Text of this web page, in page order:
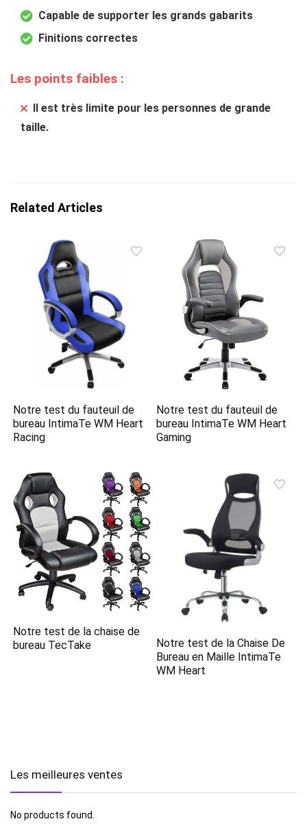
Capable de supporter les grands gabarits
Finitions correctes
Les points faibles :
Il est très limite pour les personnes de grande
taille.
Related Articles
Notre test du fauteuil de
bureau IntimaTe WM Heart
Racing
Notre test du fauteuil de
bureau IntimaTe WM Heart
Gaming
Notre test de la chaise de
bureau TecTake
Notre test de la Chaise De
Bureau en Maille IntimaTe
WM Heart
Les meilleures ventes
No products found.